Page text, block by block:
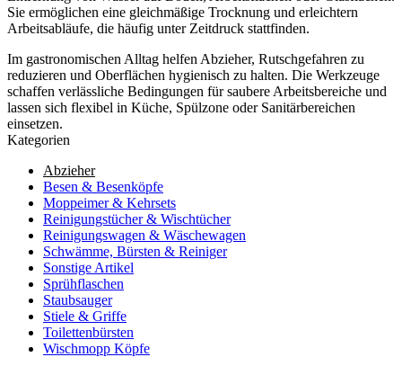
Sie ermöglichen eine gleichmäßige Trocknung und erleichtern
Arbeitsabläufe, die häufig unter Zeitdruck stattfinden.
Im gastronomischen Alltag helfen Abzieher, Rutschgefahren zu
reduzieren und Oberflächen hygienisch zu halten. Die Werkzeuge
schaffen verlässliche Bedingungen für saubere Arbeitsbereiche und
lassen sich flexibel in Küche, Spülzone oder Sanitärbereichen
einsetzen.
Kategorien
Abzieher
Besen & Besenköpfe
Moppeimer & Kehrsets
Reinigungstücher & Wischtücher
Reinigungswagen & Wäschewagen
Schwämme, Bürsten & Reiniger
Sonstige Artikel
Sprühflaschen
Staubsauger
Stiele & Griffe
Toilettenbürsten
Wischmopp Köpfe